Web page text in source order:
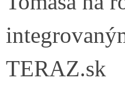
TERAZ.sk